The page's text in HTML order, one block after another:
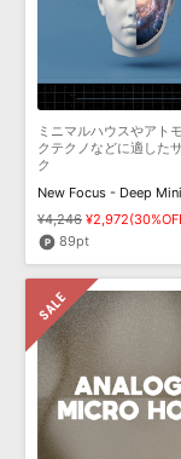
ミニマルハウスやアト
クテクノなどに適した
ク
New Focus - Deep
¥4,246
89pt